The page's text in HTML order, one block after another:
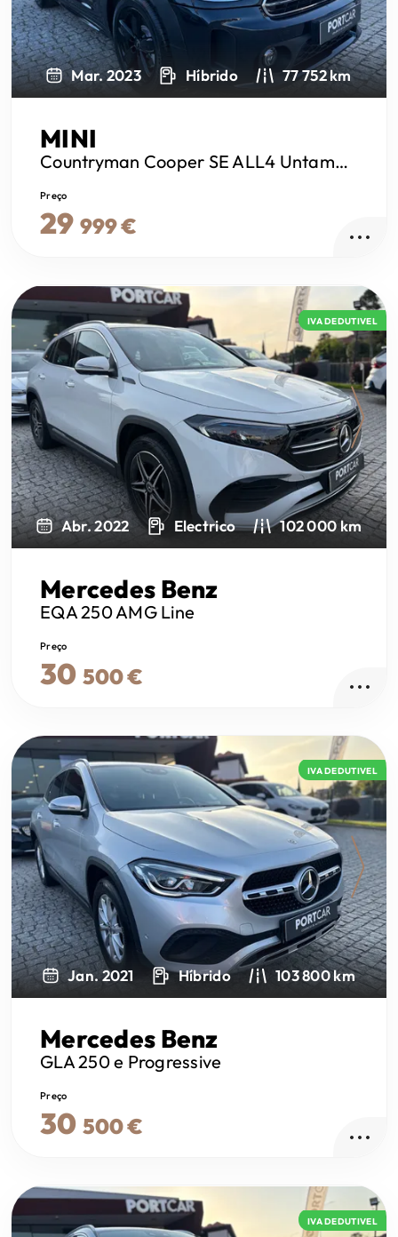
Mar. 2023 Híbrido 77 752 km
MINI
Countryman Cooper SE ALL4 Untamed Edition Auto
Preço
29 999 €
IVA DEDUTIVEL
Next
Abr. 2022 Electrico 102 000 km
Mercedes Benz
EQA250 AMG Line
Preço
30 500 €
IVA DEDUTIVEL
Next
Jan. 2021 Híbrido 103 800 km
Mercedes Benz
GLA 250e Progressive
Preço
30 500 €
IVA DEDUTIVEL